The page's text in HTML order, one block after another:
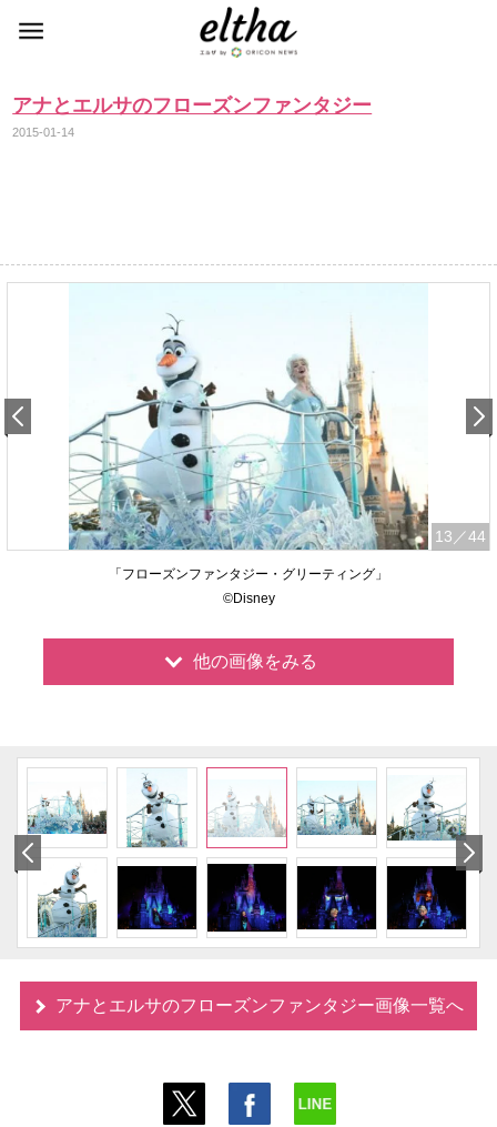
アナとエルサのフローズンファンタジー
2015-01-14
13 ／44
「フローズンファンタジー・グリーティング」
©Disney
他の画像をみる
アナとエルサのフローズンファンタジー画像一覧へ